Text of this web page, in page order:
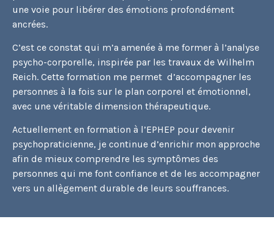
une voie pour libérer des émotions profondément
ancrées.
C’est ce constat qui m’a amenée à me former à l’analyse
psycho-corporelle, inspirée par les travaux de Wilhelm
Reich. Cette formation me permet d’accompagner les
personnes à la fois sur le plan corporel et émotionnel,
avec une véritable dimension thérapeutique.
Actuellement en formation à l’EPHEP pour devenir
psychopraticienne, je continue d’enrichir mon approche
afin de mieux comprendre les symptômes des
personnes qui me font confiance et de les accompagner
vers un allègement durable de leurs souffrances.